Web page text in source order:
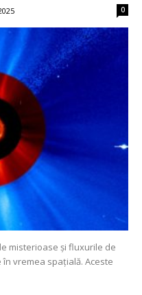
0
misterioase și fluxurile de
vremea spațială. Aceste